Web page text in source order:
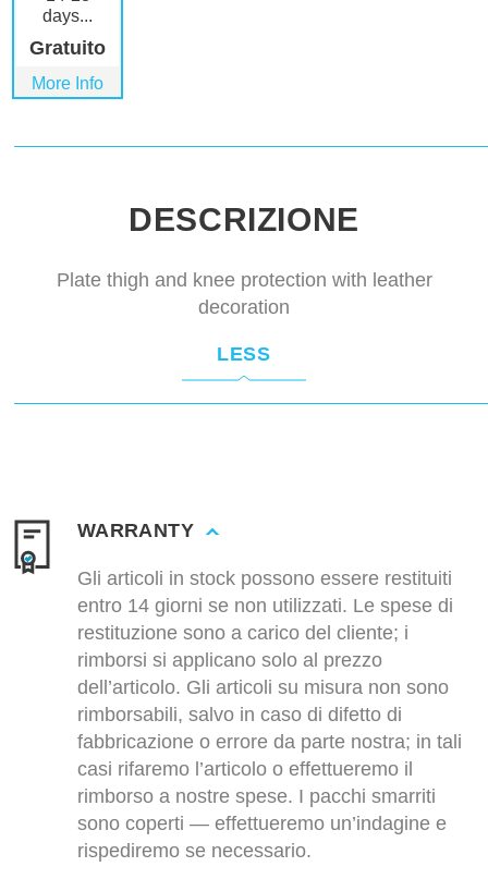
days...
Gratuito
More Info
DESCRIZIONE
Plate thigh and knee protection with leather
decoration
LESS
WARRANTY
Gli articoli in stock possono essere restituiti
entro 14 giorni se non utilizzati. Le spese di
restituzione sono a carico del cliente; i
rimborsi si applicano solo al prezzo
dell’articolo. Gli articoli su misura non sono
rimborsabili, salvo in caso di difetto di
fabbricazione o errore da parte nostra; in tali
casi rifaremo l’articolo o effettueremo il
rimborso a nostre spese. I pacchi smarriti
sono coperti — effettueremo un’indagine e
rispediremo se necessario.